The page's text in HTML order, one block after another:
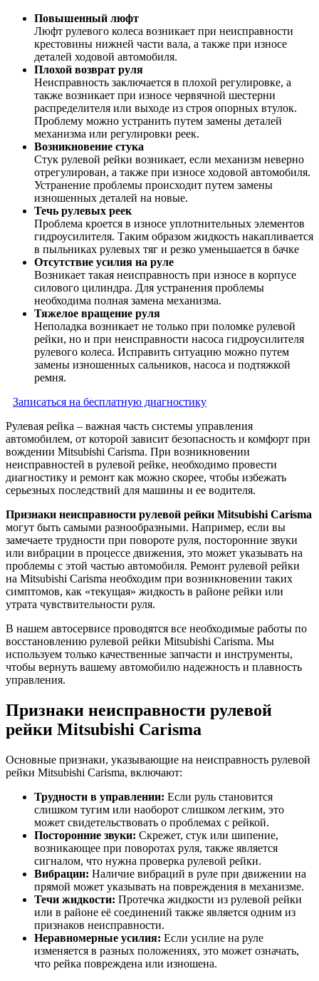
Повышенный люфт
Люфт рулевого колеса возникает при неисправности
крестовины нижней части вала, а также при износе
деталей ходовой автомобиля.
Плохой возврат руля
Неисправность заключается в плохой регулировке, а
также возникает при износе червячной шестерни
распределителя или выходе из строя опорных втулок.
Проблему можно устранить путем замены деталей
механизма или регулировки реек.
Возникновение стука
Стук рулевой рейки возникает, если механизм неверно
отрегулирован, а также при износе ходовой автомобиля.
Устранение проблемы происходит путем замены
изношенных деталей на новые.
Течь рулевых реек
Проблема кроется в износе уплотнительных элементов
гидроусилителя. Таким образом жидкость накапливается
в пыльниках рулевых тяг и резко уменьшается в бачке
Отсутствие усилия на руле
Возникает такая неисправность при износе в корпусе
силового цилиндра. Для устранения проблемы
необходима полная замена механизма.
Тяжелое вращение руля
Неполадка возникает не только при поломке рулевой
рейки, но и при неисправности насоса гидроусилителя
рулевого колеса. Исправить ситуацию можно путем
замены изношенных сальников, насоса и подтяжкой
ремня.
Записаться на бесплатную диагностику
Рулевая рейка – важная часть системы управления
автомобилем, от которой зависит безопасность и комфорт при
вождении Mitsubishi Carisma. При возникновении
неисправностей в рулевой рейке, необходимо провести
диагностику и ремонт как можно скорее, чтобы избежать
серьезных последствий для машины и ее водителя.
Признаки неисправности рулевой рейки Mitsubishi Carisma
могут быть самыми разнообразными. Например, если вы
замечаете трудности при повороте руля, посторонние звуки
или вибрации в процессе движения, это может указывать на
проблемы с этой частью автомобиля. Ремонт рулевой рейки
на Mitsubishi Carisma необходим при возникновении таких
симптомов, как «текущая» жидкость в районе рейки или
утрата чувствительности руля.
В нашем автосервисе проводятся все необходимые работы по
восстановлению рулевой рейки Mitsubishi Carisma. Мы
используем только качественные запчасти и инструменты,
чтобы вернуть вашему автомобилю надежность и плавность
управления.
Признаки неисправности рулевой
рейки Mitsubishi Carisma
Основные признаки, указывающие на неисправность рулевой
рейки Mitsubishi Carisma, включают:
Трудности в управлении: Если руль становится
слишком тугим или наоборот слишком легким, это
может свидетельствовать о проблемах с рейкой.
Посторонние звуки: Скрежет, стук или шипение,
возникающее при поворотах руля, также является
сигналом, что нужна проверка рулевой рейки.
Вибрации: Наличие вибраций в руле при движении на
прямой может указывать на повреждения в механизме.
Течи жидкости: Протечка жидкости из рулевой рейки
или в районе её соединений также является одним из
признаков неисправности.
Неравномерные усилия: Если усилие на руле
изменяется в разных положениях, это может означать,
что рейка повреждена или изношена.